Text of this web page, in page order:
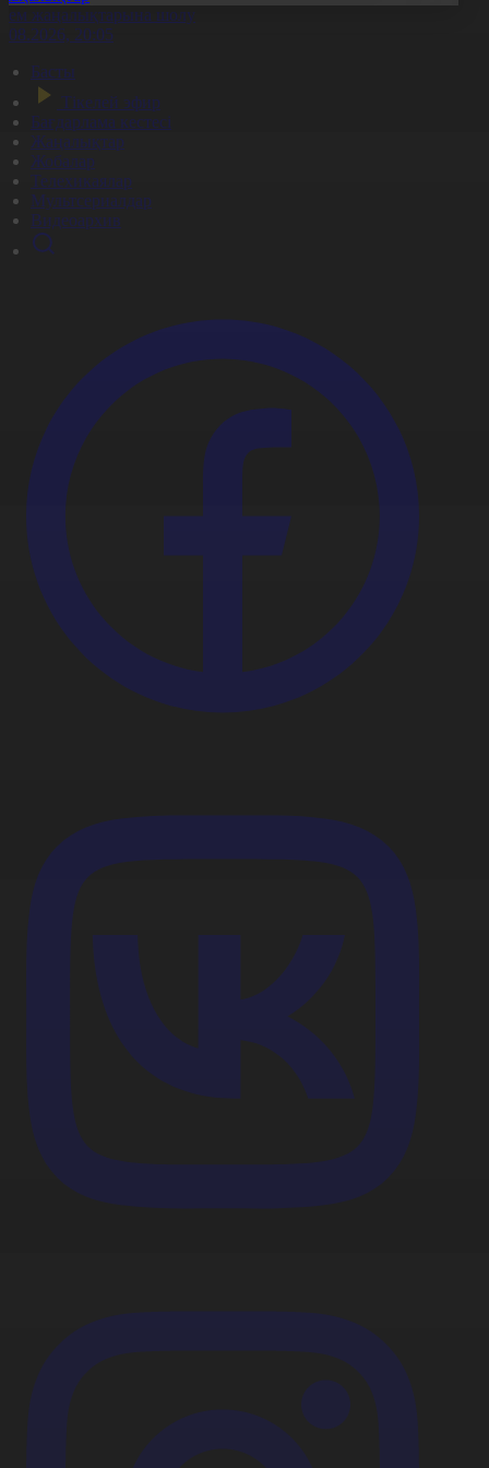
жаңалықтарына шолу
20:05
Басты
Тікелей эфир
Бағдарлама кестесі
Жаңалықтар
Жобалар
Телехикаялар
Мультсериалдар
Видеоархив